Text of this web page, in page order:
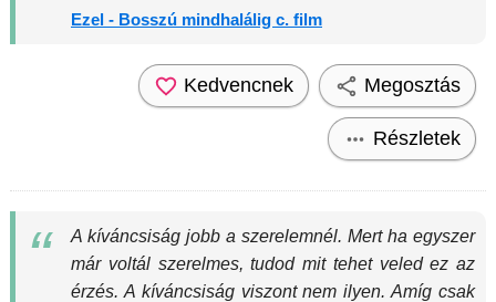
Ezel - Bosszú mindhalálig c. film
Kedvencnek Megosztás
Részletek
A kíváncsiság jobb a szerelemnél. Mert ha egyszer
már voltál szerelmes, tudod mit tehet veled ez az
érzés. A kíváncsiság viszont nem ilyen. Amíg csak